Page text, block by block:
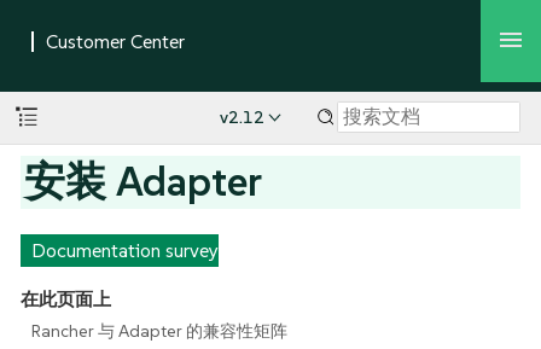
v2.12
安装 Adapter
Documentation survey
在此页面上
Rancher 与 Adapter 的兼容性矩阵